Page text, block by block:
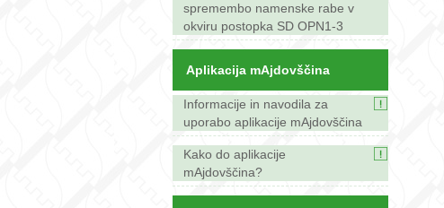
spremembo namenske rabe v
okviru postopka SD OPN1-3
Aplikacija mAjdovščina
Informacije in navodila za
uporabo aplikacije mAjdovščina
Kako do aplikacije
mAjdovščina?